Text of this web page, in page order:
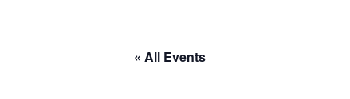
« All Events